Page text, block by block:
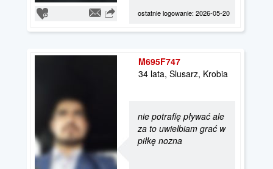
ostatnie logowanie: 2026-05-20
M695F747
34 lata, Slusarz, Krobia
nie potrafię pływać ale
za to uwielbiam grać w
piłkę nozna